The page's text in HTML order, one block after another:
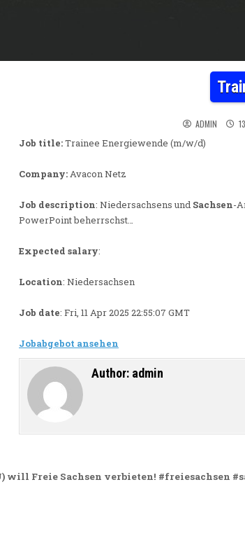
ADMIN
Job title:Trainee Energiewende (m/w/d)
Company:Avacon Netz
Job description: Niedersachsens und Sachsen-
PowerPoint beherrschst…
Expected salary:
Location: Niedersachsen
Job date: Fri, 11 Apr 2025 22:55:07 GMT
Jobabgebot ansehen
Author: admin
will Freie Sachsen verbieten! #freiesachsen